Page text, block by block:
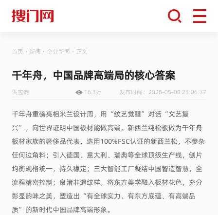
首页 新闻 企业新闻 正文
千年舟，中国品牌高端局的核心答案
供应商 16.3万 发布时间：2026-05-08 23:06:37
千年舟重磅亮相米兰设计周，用“纹艺觉醒”对话“文艺复
兴”，向世界证明中国板材能做高端。新西兰纯松板做为千年舟
板材家族的奢侈品代表，选用100%FSC认证的新西兰松，不参杂
任何边角料；引入德国、意大利、瑞典等全球顶级生产线，刨片
均衡规格统一，持久稳定；三大智能工厂凝结中国智造智慧，全
流程精密控制；良渚非遗纹样，将东方美学融入板材花色，充分
彰显韵味之美，塑造出“有全球实力、有东方底蕴、有高端品
质”的新时代中国品牌高端形象。